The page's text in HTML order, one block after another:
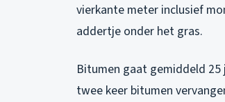
vierkante meter inclusief
addertje onder het gras.
Bitumen gaat gemiddeld 25
twee keer bitumen